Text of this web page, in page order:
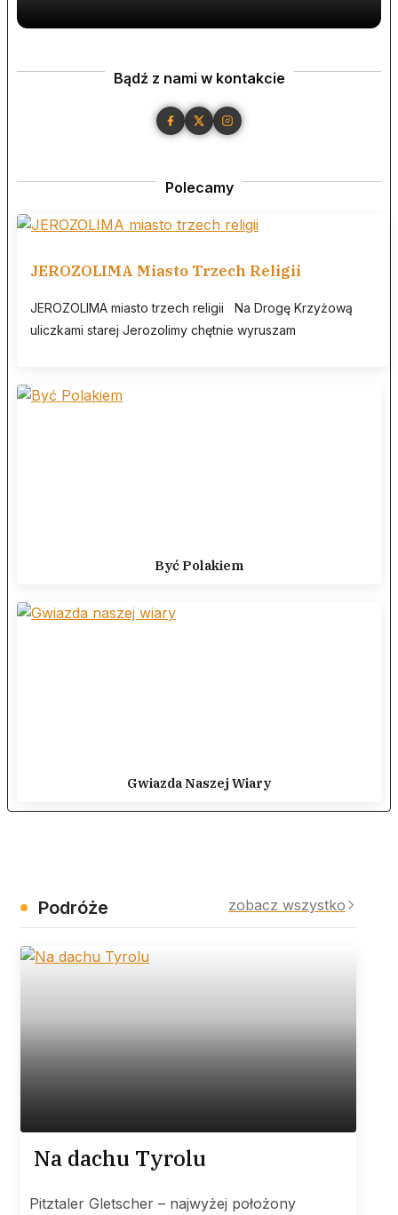
Bądź z nami w kontakcie
Polecamy
JEROZOLIMA Miasto Trzech Religii
JEROZOLIMA miasto trzech religii Na Drogę Krzyżową
uliczkami starej Jerozolimy chętnie wyruszam
Być Polakiem
Gwiazda Naszej Wiary
Podróże zobacz wszystko
Na dachu Tyrolu
Pitztaler Gletscher – najwyżej położony